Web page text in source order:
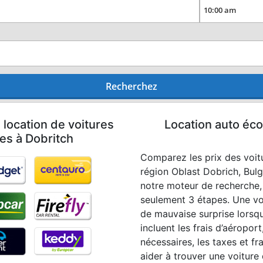
Recherchez
de voitures
à Dobritch
Location auto
Comparez les prix des
région Oblast Dobrich,
notre moteur de
seulement 3 étapes. Une
de mauvaise surprise
incluent les frais
nécessaires, les taxes et
aider à trouver une voiture